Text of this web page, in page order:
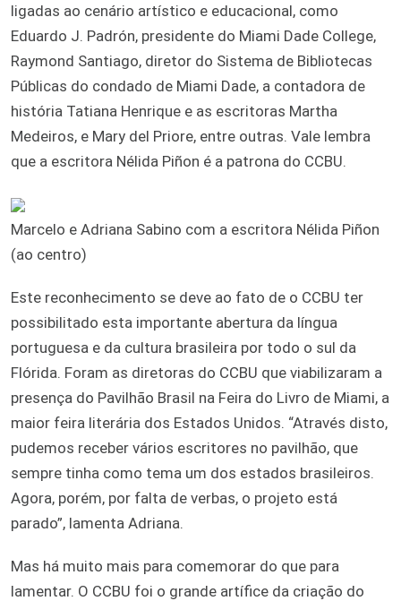
ligadas ao cenário artístico e educacional, como
Eduardo J. Padrón, presidente do Miami Dade College,
Raymond Santiago, diretor do Sistema de Bibliotecas
Públicas do condado de Miami Dade, a contadora de
história Tatiana Henrique e as escritoras Martha
Medeiros, e Mary del Priore, entre outras. Vale lembra
que a escritora Nélida Piñon é a patrona do CCBU.
Marcelo e Adriana Sabino com a escritora Nélida Piñon
(ao centro)
Este reconhecimento se deve ao fato de o CCBU ter
possibilitado esta importante abertura da língua
portuguesa e da cultura brasileira por todo o sul da
Flórida. Foram as diretoras do CCBU que viabilizaram a
presença do Pavilhão Brasil na Feira do Livro de Miami, a
maior feira literária dos Estados Unidos. “Através disto,
pudemos receber vários escritores no pavilhão, que
sempre tinha como tema um dos estados brasileiros.
Agora, porém, por falta de verbas, o projeto está
parado”, lamenta Adriana.
Mas há muito mais para comemorar do que para
lamentar. O CCBU foi o grande artífice da criação do